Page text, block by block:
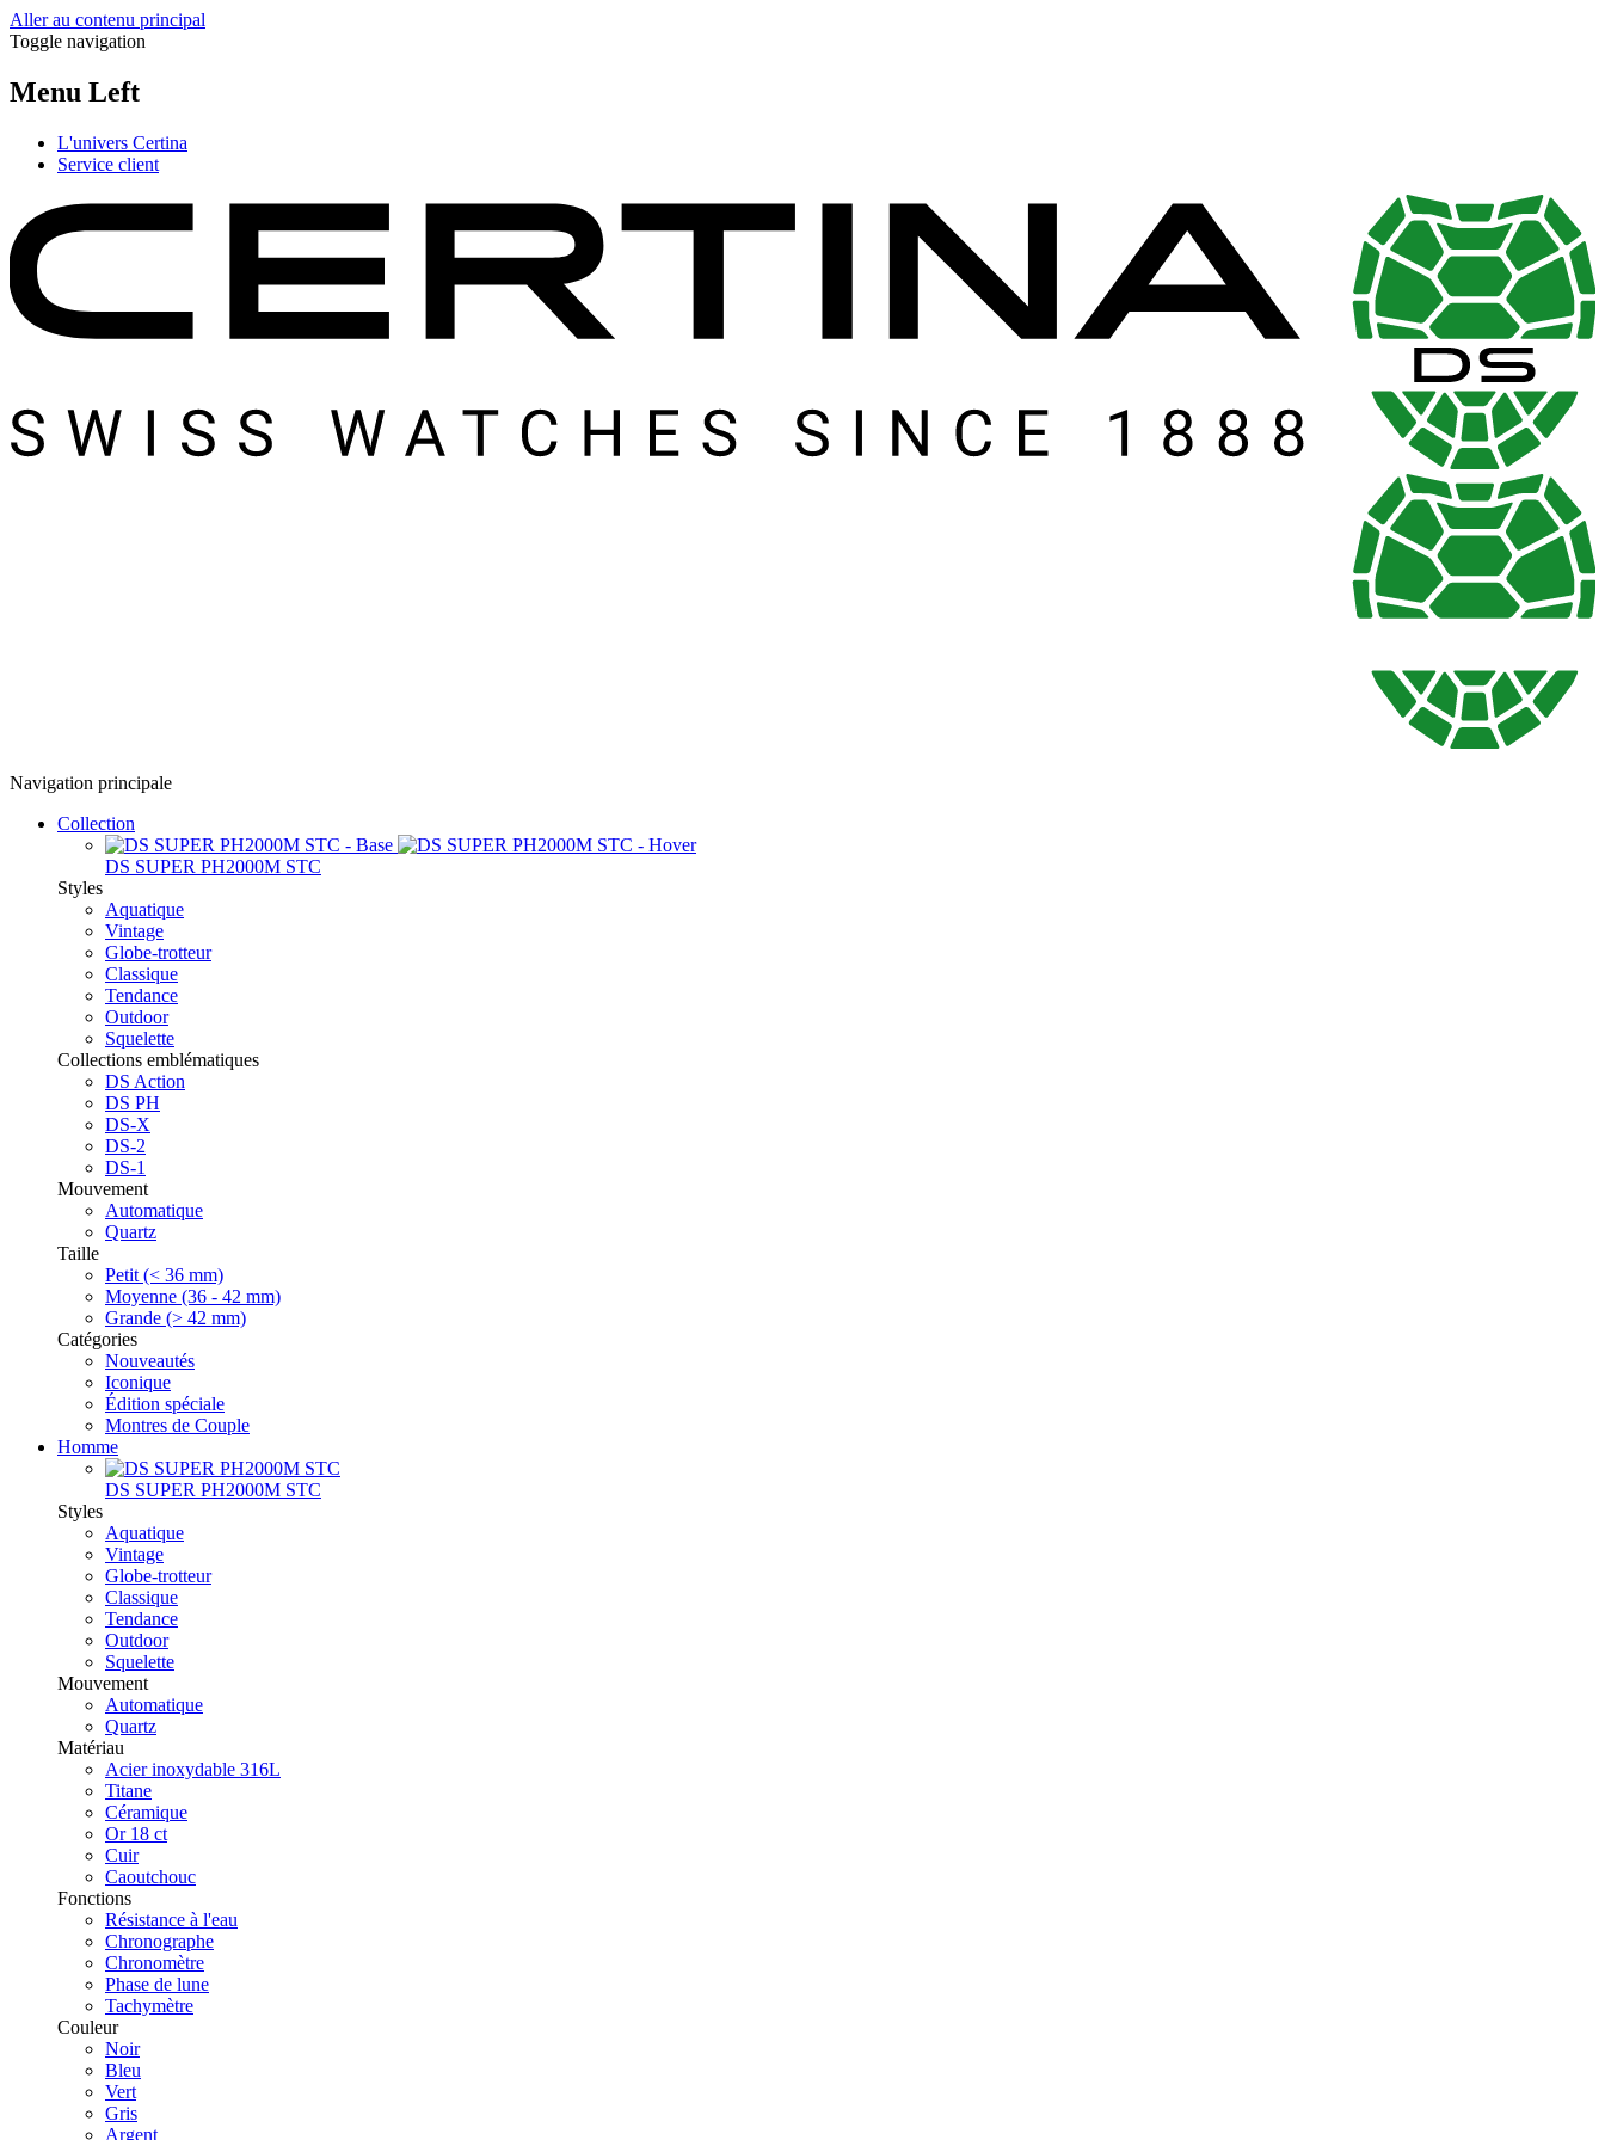
Aller au contenu principal
Toggle navigation
Menu Left
L'univers Certina
Service client
Navigation principale
Collection
DS SUPER PH2000M STC
Styles
Aquatique
Vintage
Globe-trotteur
Classique
Tendance
Outdoor
Squelette
Collections emblématiques
DS Action
DS PH
DS-X
DS-2
DS-1
Mouvement
Automatique
Quartz
Taille
Petit (< 36 mm)
Moyenne (36 - 42 mm)
Grande (> 42 mm)
Catégories
Nouveautés
Iconique
Édition spéciale
Montres de Couple
Homme
DS SUPER PH2000M STC
Styles
Aquatique
Vintage
Globe-trotteur
Classique
Tendance
Outdoor
Squelette
Mouvement
Automatique
Quartz
Matériau
Acier inoxydable 316L
Titane
Céramique
Or 18 ct
Cuir
Caoutchouc
Fonctions
Résistance à l'eau
Chronographe
Chronomètre
Phase de lune
Tachymètre
Couleur
Noir
Bleu
Vert
Gris
Argent